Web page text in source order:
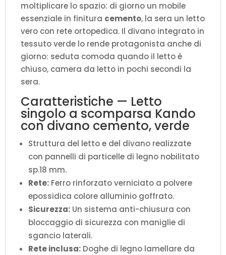
quantità
moltiplicare lo spazio: di giorno un mobile
essenziale in finitura cemento, la sera un letto
vero con rete ortopedica. Il divano integrato in
tessuto verde lo rende protagonista anche di
giorno: seduta comoda quando il letto è
chiuso, camera da letto in pochi secondi la
sera.
Caratteristiche — Letto
singolo a scomparsa Kando
con divano cemento, verde
Struttura del letto e del divano realizzate
con pannelli di particelle di legno nobilitato
sp.18 mm.
Rete: Ferro rinforzato verniciato a polvere
epossidica colore alluminio goffrato.
Sicurezza: Un sistema anti-chiusura con
bloccaggio di sicurezza con maniglie di
sgancio laterali.
Rete inclusa: Doghe di legno lamellare da